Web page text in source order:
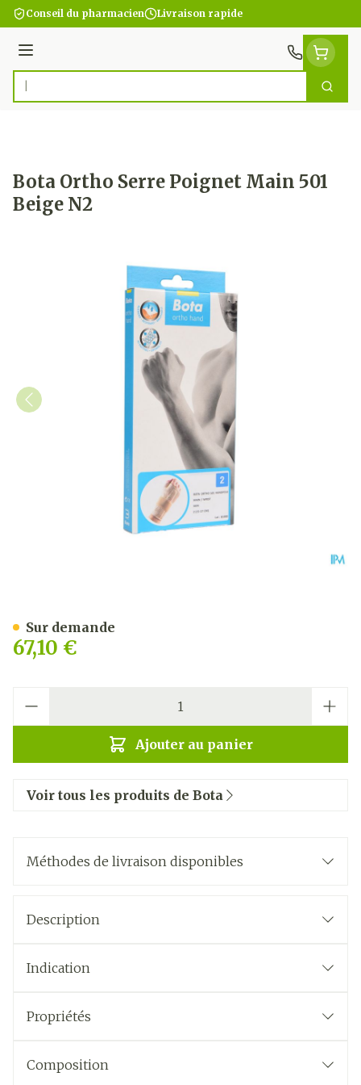
Aller au contenu
Conseil du pharmacien Livraison rapide
Menu
Rechercher
Bota Ortho Serre Poignet Main 501
Beige N2
67,10 €
Ajouter au panier
Sur demande
Voir tous les produits de Bota
Méthodes de livraison disponibles
Description
Indication
Propriétés
Composition